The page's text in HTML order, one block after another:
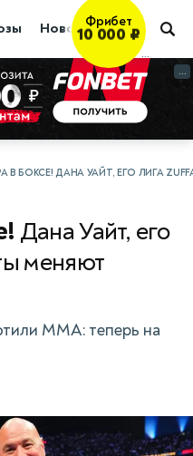
Новости Бокс
Фрибет
10 000 ₽
...
...
В БОКСЕ! ДАНА УАЙТ, ЕГО ЛИГА
Дана Уайт, его
меняют
ММА: теперь на